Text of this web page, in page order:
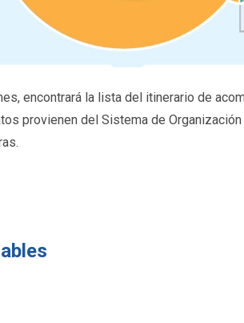
encontrará la lista del itinerario de
provienen del Sistema de